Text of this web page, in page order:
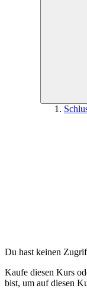
Du hast keinen
Kaufe diesen Kurs
bist, um auf diesen